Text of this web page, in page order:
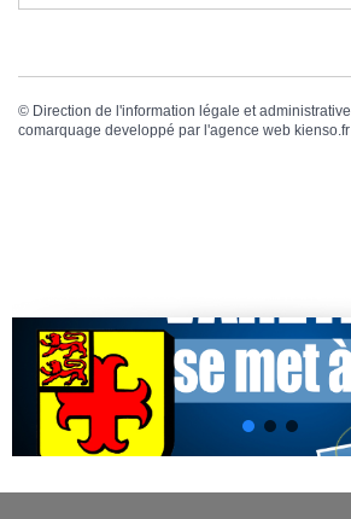
© Direction de l'information légale et administrative
comarquage developpé par l'agence web kienso.fr